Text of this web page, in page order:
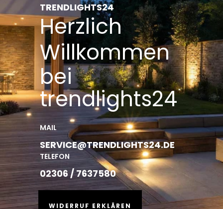
TRENDLIGHTS24
Herzlich
Willkommen
bei
trendlights24
MAIL
SERVICE@TRENDLIGHTS24.DE
TELEFON
02306 / 7637580
WIDERRUF ERKLÄREN